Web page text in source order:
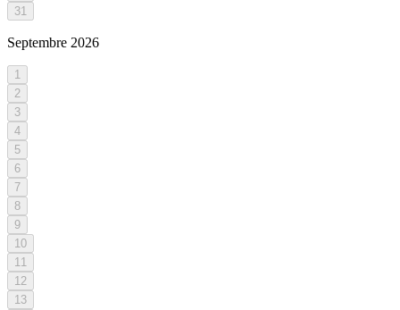
31
Septembre 2026
1
2
3
4
5
6
7
8
9
10
11
12
13